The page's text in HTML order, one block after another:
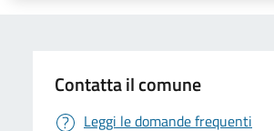
Contatta il comune
Leggi le domande frequenti